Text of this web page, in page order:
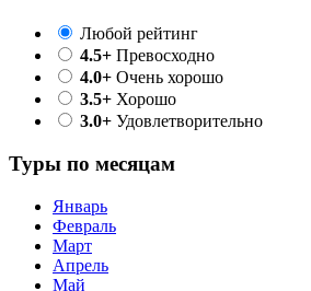
Любой рейтинг
4.5+ Превосходно
4.0+ Очень хорошо
3.5+ Хорошо
3.0+ Удовлетворительно
Туры по месяцам
Январь
Февраль
Март
Апрель
Май